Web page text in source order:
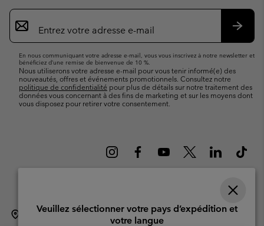
Inscription
par
e-
En nous communiquant votre adresse e-mail, vous vous inscrivez à notre newsletter et
bénéficiez d’une remise de bienvenue de 10 %.
Nous utiliserons votre adresse e-mail pour vous tenir informé(e) des
nouveautés, offres et événements promotionnels. Consultez notre
politique de confidentialité pour plus de détails sur notre traitement des
données vous concernant à des fins de marketing et sur les moyens dont
vous disposez pour retirer votre consentement.
Suisse (français) | English ›| Deutsch › | italiano ›
Veuillez sélectionner votre pays d’expédition et
votre langue